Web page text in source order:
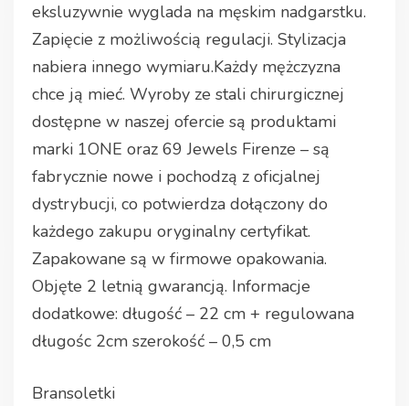
eksluzywnie wyglada na męskim nadgarstku.
Zapięcie z możliwością regulacji. Stylizacja
nabiera innego wymiaru.Każdy mężczyzna
chce ją mieć. Wyroby ze stali chirurgicznej
dostępne w naszej ofercie są produktami
marki 1ONE oraz 69 Jewels Firenze – są
fabrycznie nowe i pochodzą z oficjalnej
dystrybucji, co potwierdza dołączony do
każdego zakupu oryginalny certyfikat.
Zapakowane są w firmowe opakowania.
Objęte 2 letnią gwarancją. Informacje
dodatkowe: długość – 22 cm + regulowana
długośc 2cm szerokość – 0,5 cm
Bransoletki